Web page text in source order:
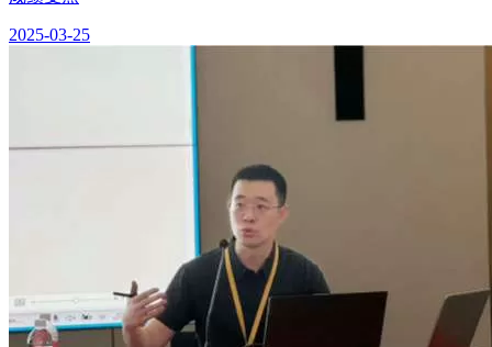
2025-03-25